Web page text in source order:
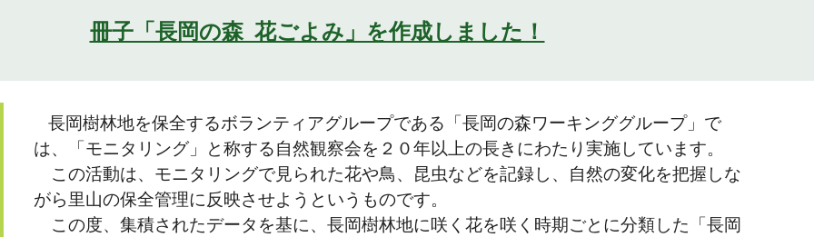
冊子「長岡の森 花ごよみ」を作成しました！
長岡樹林地を保全するボランティアグループである「長岡の森ワーキンググループ」で
は、「モニタリング」と称する自然観察会を２０年以上の長きにわたり実施しています。
この活動は、モニタリングで見られた花や鳥、昆虫などを記録し、自然の変化を把握しな
がら里山の保全管理に反映させようというものです。
この度、集積されたデータを基に、長岡樹林地に咲く花を咲く時期ごとに分類した「長岡